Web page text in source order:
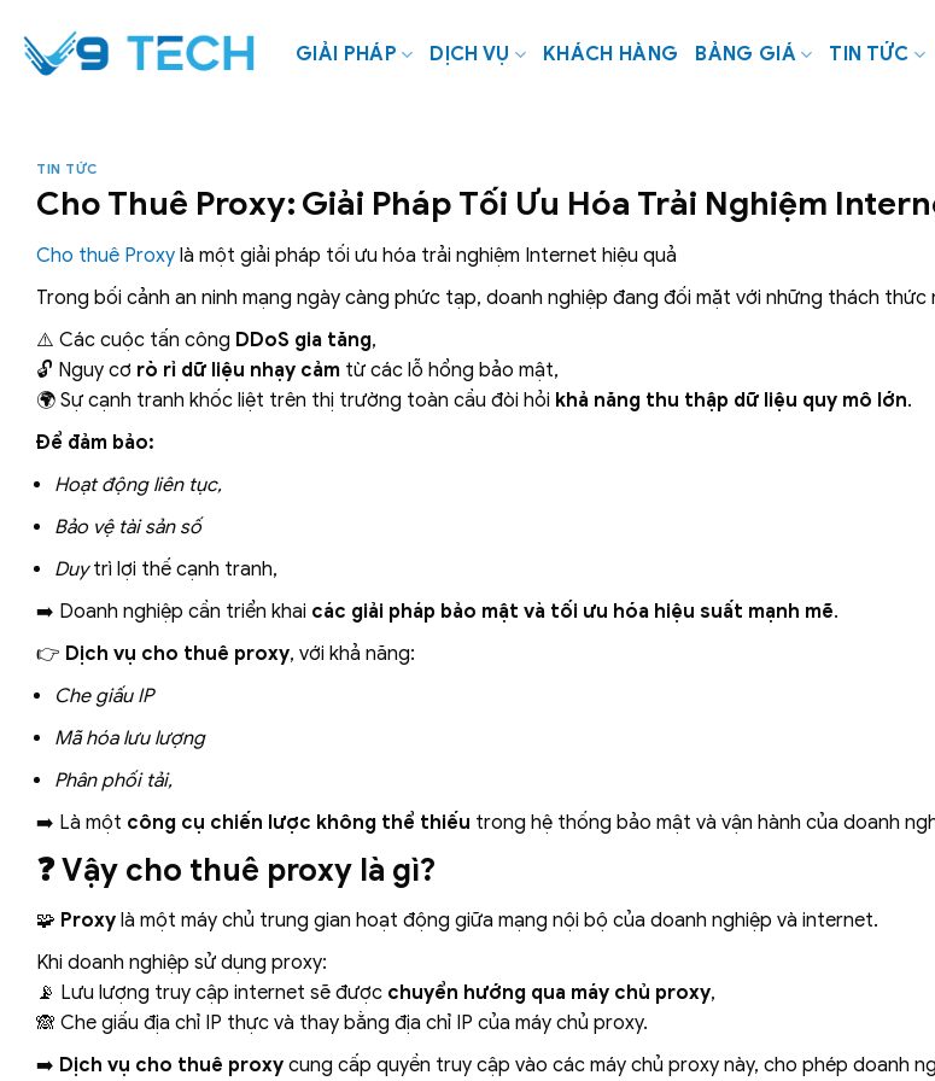
qua
GIẢI PHÁP DỊCH VỤ KHÁCH HÀNG BẢNG GIÁ TIN TỨC
TIN TỨC
Cho Thuê Proxy: Giải Pháp Tối Ưu Hóa Trải Nghiệm
Cho thuê Proxy là một giải pháp tối ưu hóa trải nghiệm Internet hiệu quả
Trong bối cảnh an ninh mạng ngày càng phức tạp, doanh nghiệp đang đối mặt với những thách thức
⚠️ Các cuộc tấn công DDoS gia tăng,
🔓 Nguy cơ rò rỉ dữ liệu nhạy cảm từ các lỗ hổng bảo mật,
🌍 Sự cạnh tranh khốc liệt trên thị trường toàn cầu đòi hỏi khả năng thu thập dữ liệu quy mô lớn.
Để đảm bảo:
Hoạt động liên tục,
Bảo vệ tài sản số
Duytrì lợi thế cạnh tranh,
➡️ Doanh nghiệp cần triển khai các giải pháp bảo mật và tối ưu hóa hiệu suất mạnh mẽ.
👉 Dịch vụ cho thuê proxy, với khả năng:
Che giấu IP
Mã hóa lưu lượng
Phân phối tải,
➡️ Là một công cụ chiến lược không thể thiếu trong hệ thống bảo mật và vận hành của doanh
❓Vậy cho thuê proxy là gì?
🧩 Proxy là một máy chủ trung gian hoạt động giữa mạng nội bộ của doanh nghiệp và internet.
Khi doanh nghiệp sử dụng proxy:
📡 Lưu lượng truy cập internet sẽ được chuyển hướng qua máy chủ proxy,
🙈 Che giấu địa chỉ IP thực và thay bằng địa chỉ IP của máy chủ proxy.
➡️ Dịch vụ cho thuê proxy cung cấp quyền truy cập vào các máy chủ proxy này, cho phép doanh